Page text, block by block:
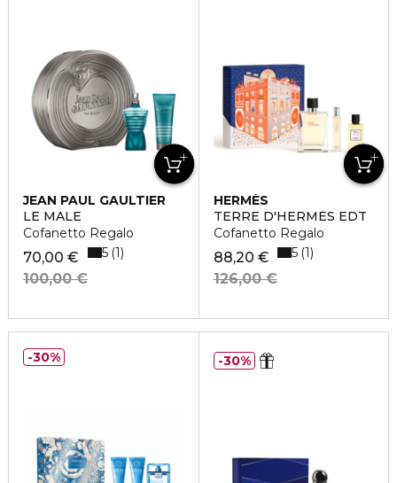
JEAN PAUL GAULTIER
LE MALE
Cofanetto Regalo
70,00 €
100,00 €
5 1
HERMÈS
TERRE D'HERMÈS EDT
Cofanetto Regalo
88,20 €
126,00 €
5 1
30% 30%